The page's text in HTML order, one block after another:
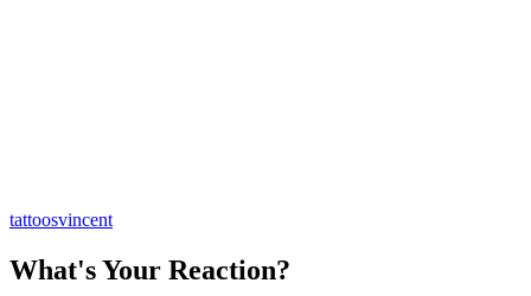
tattoosvincent
What's Your Reaction?